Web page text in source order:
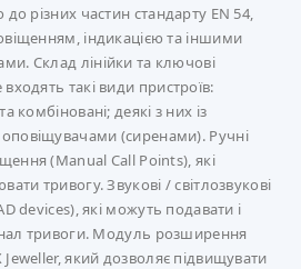
до різних частин стандарту EN 54,
індикацією та іншими
Склад лінійки та ключові
такі види пристроїв:
комбіновані; деякі з них із
(сиренами). Ручні
(Manual Call Points), які
тривогу. Звукові / світлозвукові
devices), які можуть подавати і
тривоги. Модуль розширення
який дозволяє підвищувати